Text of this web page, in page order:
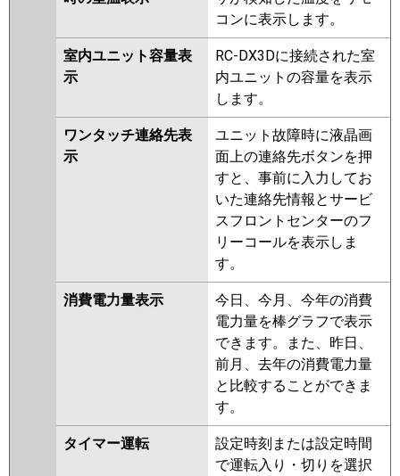
コンに表示します。
室内ユニット容量表
示
RC-DX3Dに接続された室
内ユニットの容量を表示
します。
ワンタッチ連絡先表
示
ユニット故障時に液晶画
面上の連絡先ボタンを押
すと、事前に入力してお
いた連絡先情報とサービ
スフロントセンターのフ
リーコールを表示しま
す。
消費電力量表示
今日、今月、今年の消費
電力量を棒グラフで表示
できます。また、昨日、
前月、去年の消費電力量
と比較することができま
す。
タイマー運転
設定時刻または設定時間
で運転入り・切りを選択